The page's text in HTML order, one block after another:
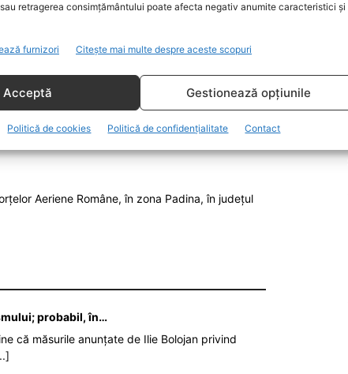
retragerea consimțământului poate afecta negativ anumite caracteristici și
furnizori Citește mai multe despre aceste scopuri
Acceptă Gestionează opțiunile
Politică de cookies Politică de confidențialitate Contact
Aeriene Române, în zona Padina, în județul
probabil, în…
că măsurile anunțate de Ilie Bolojan privind